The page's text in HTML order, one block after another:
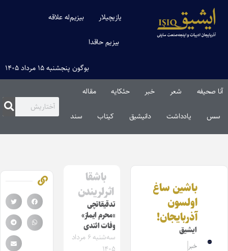
یازیچیلار بیزیم‌له علاقه
بیزیم حاقدا
بوگون پنجشنبه ۱۵ مرداد ۱۴۰۵
آنا صحیفه شعر خبر حئکایه مقاله‌
سس یادداشت دانیشیق کیتاب سند
باشین ساغ
اولسون
آذربایجان!
ایشیق
خبر
باشقا
اثرلریندن
تدقیقاتچی
«محرم ایماز»
وفات ائتدی
سه‌شنبه ۶ مرداد